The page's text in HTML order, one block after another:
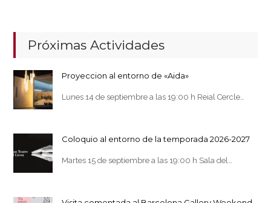
Próximas Actividades
Proyeccion al entorno de «Aida»
Lunes 14 de septiembre a las 19:00 h Reial Cercle…
Coloquio al entorno de la temporada 2026-2027
Martes 15 de septiembre a las 19:00 h Sala del…